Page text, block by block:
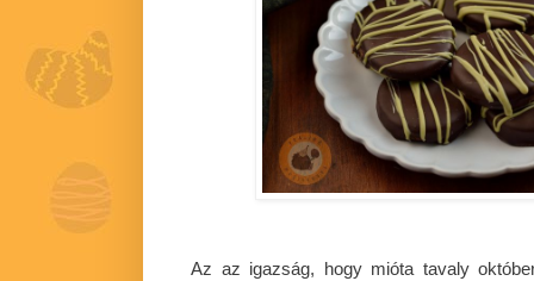
Az az igazság, hogy mióta tavaly